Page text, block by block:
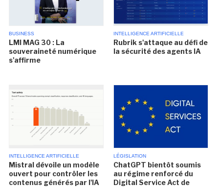
BUSINESS
LMI MAG 30 : La
souveraineté numérique
s'affirme
INTELLIGENCE ARTIFICIELLE
Rubrik s'attaque au défi de
la sécurité des agents IA
INTELLIGENCE ARTIFICIELLE
Mistral dévoile un modèle
ouvert pour contrôler les
contenus générés par l'IA
LÉGISLATION
ChatGPT bientôt soumis
au régime renforcé du
Digital Service Act de